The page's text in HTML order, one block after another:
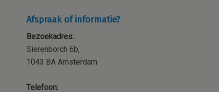
Afspraak of informatie?
Bezoekadres:
Sierenborch 6b,
1043 BA Amsterdam
Telefoon: